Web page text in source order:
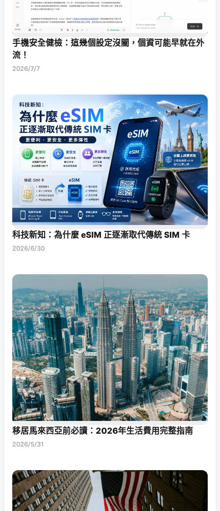
手機安全健檢：這幾個設定沒關，個資可能早就在外
流！
2026/7/7
科技新知：為什麼 eSIM 正逐漸取代傳統 SIM 卡
2026/6/30
移居馬來西亞前必讀：2026年生活費用完整指南
2026/5/31